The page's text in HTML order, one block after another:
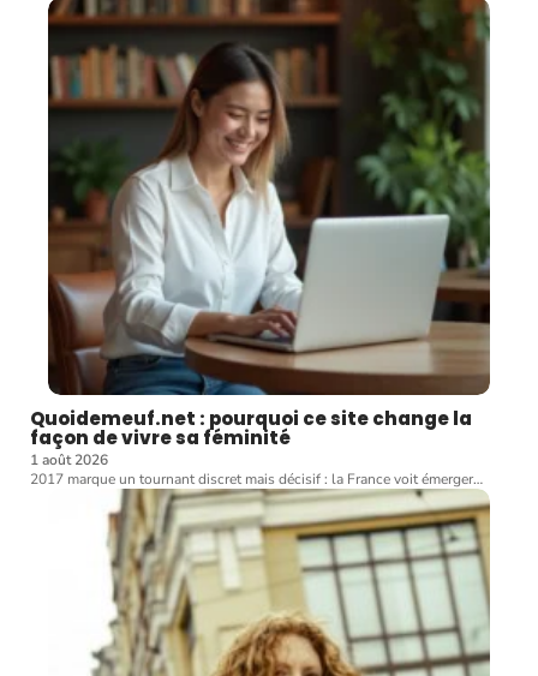
Quoidemeuf.net : pourquoi ce site change la
façon de vivre sa féminité
1 août 2026
2017 marque un tournant discret mais décisif : la France voit émerger…